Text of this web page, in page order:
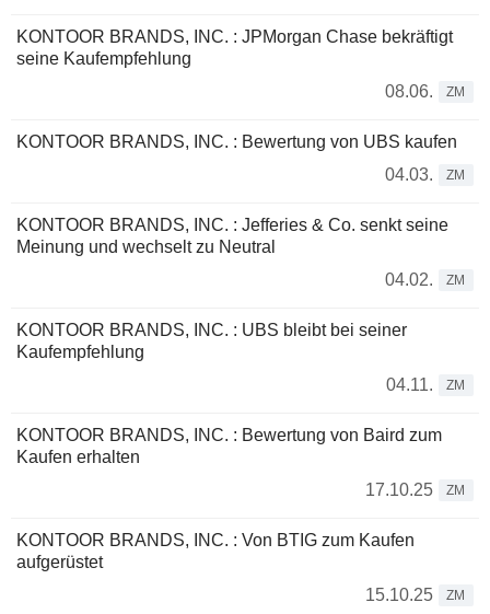
KONTOOR BRANDS, INC. : JPMorgan Chase bekräftigt
seine Kaufempfehlung
08.06.
ZM
KONTOOR BRANDS, INC. : Bewertung von UBS kaufen
04.03.
ZM
KONTOOR BRANDS, INC. : Jefferies & Co. senkt seine
Meinung und wechselt zu Neutral
04.02.
ZM
KONTOOR BRANDS, INC. : UBS bleibt bei seiner
Kaufempfehlung
04.11.
ZM
KONTOOR BRANDS, INC. : Bewertung von Baird zum
Kaufen erhalten
17.10.25
ZM
KONTOOR BRANDS, INC. : Von BTIG zum Kaufen
aufgerüstet
15.10.25
ZM